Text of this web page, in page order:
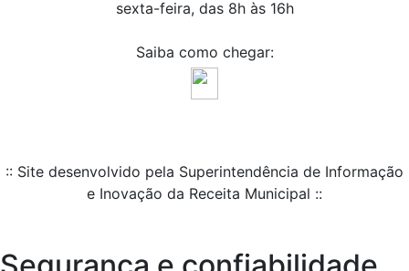
sexta-feira, das 8h às 16h
Saiba como chegar:
:: Site desenvolvido pela Superintendência de Informação
e Inovação da Receita Municipal ::